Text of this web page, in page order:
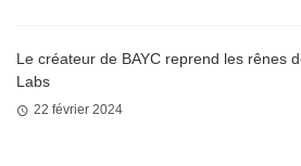
Le créateur de BAYC reprend les rênes
Labs
22 février 2024